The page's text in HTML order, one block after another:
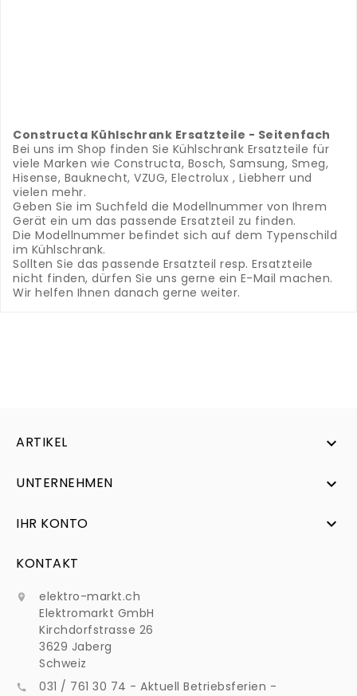
Constructa Kühlschrank Ersatzteile - Seitenfach
Bei uns im Shop finden Sie Kühlschrank Ersatzteile für
viele Marken wie Constructa, Bosch, Samsung, Smeg,
Hisense, Bauknecht, VZUG, Electrolux , Liebherr und
vielen mehr.
Geben Sie im Suchfeld die Modellnummer von Ihrem
Gerät ein um das passende Ersatzteil zu finden.
Die Modellnummer befindet sich auf dem Typenschild
im Kühlschrank.
Sollten Sie das passende Ersatzteil resp. Ersatzteile
nicht finden, dürfen Sie uns gerne ein E-Mail machen.
Wir helfen Ihnen danach gerne weiter.
ARTIKEL 
UNTERNEHMEN 
IHR KONTO 
KONTAKT

elektro-markt.ch
Elektromarkt GmbH
Kirchdorfstrasse 26
3629 Jaberg
Schweiz

031 / 761 30 74 - Aktuell Betriebsferien -